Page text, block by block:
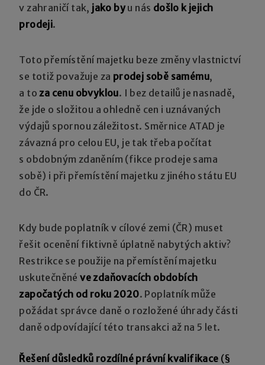
v zahraničí tak, jako byu nás došlo k jejich
prodeji.
Toto přemístění majetku beze změny vlastnictví
se totiž považuje za prodej sobě samému,
a toza cenu obvyklou. I bez detailů je nasnadě,
že jde o složitou a ohledně cen i uznávaných
výdajů spornou záležitost. Směrnice ATAD je
závazná pro celou EU, je tak třeba počítat
s obdobným zdaněním (fikce prodeje sama
sobě) i při přemístění majetku z jiného státu EU
do ČR.
Kdy bude poplatník v cílové zemi (ČR) muset
řešit ocenění fiktivně úplatně nabytých aktiv?
Restrikce se použije na přemístění majetku
uskutečněnéve zdaňovacích obdobích
započatých od roku 2020. Poplatník může
požádat správce daně o rozložené úhrady části
daně odpovídající této transakci až na 5 let.
Řešení důsledků rozdílné právní kvalifikace (§